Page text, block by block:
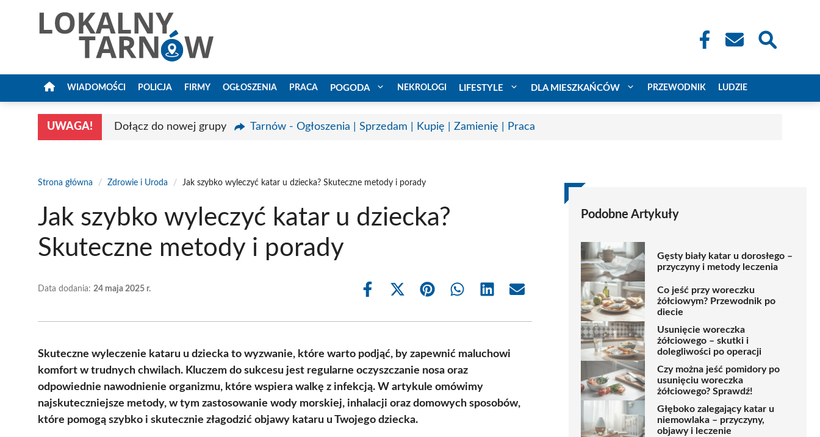
WIADOMOŚCI POLICJA FIRMY OGŁOSZENIA PRACA POGODA NEKROLOGI LIFESTYLE DLA MIESZKAŃCÓW PRZEWODNIK LUDZIE
UWAGA! Dołącz do nowej grupy Tarnów - Ogłoszenia | Sprzedam | Kupię | Zamienię | Praca
Strona główna / Zdrowie i Uroda / Jak szybko wyleczyć katar u dziecka? Skuteczne metody i porady
Jak szybko wyleczyć katar u dziecka?
Skuteczne metody i porady
Data dodania: 24 maja 2025 r.
Share
Share
(Twitter)
Share Share Share Share
Skuteczne wyleczenie kataru u dziecka to wyzwanie, które warto podjąć, by zapewnić maluchowi
komfort w trudnych chwilach. Kluczem do sukcesu jest regularne oczyszczanie nosa oraz
odpowiednie nawodnienie organizmu, które wspiera walkę z infekcją. W artykule omówimy
najskuteczniejsze metody, w tym zastosowanie wody morskiej, inhalacji oraz domowych sposobów,
które pomogą szybko i skutecznie złagodzić objawy kataru u Twojego dziecka.
Podobne Artykuły
Gęsty biały katar u dorosłego –
przyczyny i metody leczenia
Co jeść przy woreczku
żółciowym? Przewodnik po
diecie
Usunięcie woreczka
żółciowego – skutki i
dolegliwości po operacji
Czy można jeść pomidory po
usunięciu woreczka
żółciowego? Sprawdź!
Głęboko zalegający katar u
niemowlaka – przyczyny,
objawy i leczenie